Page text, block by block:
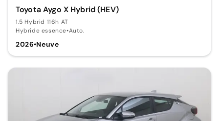
Toyota Aygo X Hybrid (HEV)
1.5 Hybrid 116h AT
Hybride essence•Auto.
2026•Neuve